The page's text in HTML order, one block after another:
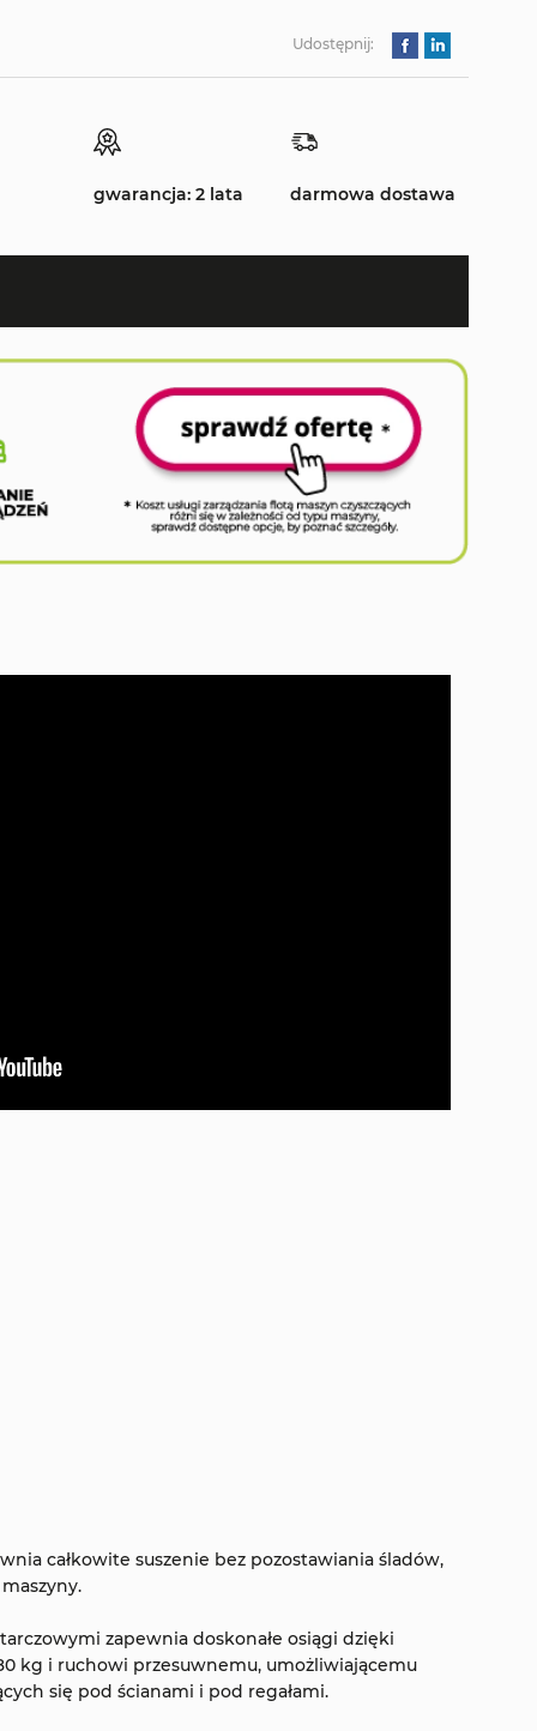
Udostępnij:
gwarancja: 2 lata darmowa dostawa
całkowite suszenie bez pozostawiania śladów,
zapewnia doskonałe osiągi dzięki
kg i ruchowi przesuwnemu, umożliwiającemu
się pod ścianami i pod regałami.